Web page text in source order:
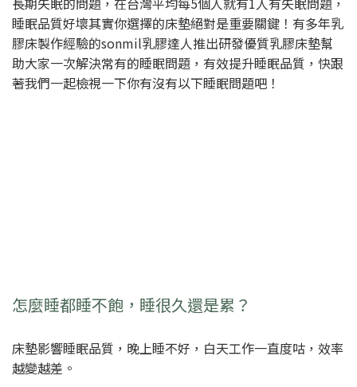
睡眠品質好壞其實你選擇的床墊絕對是重要關鍵！有多年乳
膠床製作經驗的sonmil乳膠達人推出研發優質乳膠床墊幫
助大家一次解決常有的睡眠問題，有效提升睡眠品質，快跟
著我們一起檢視一下你有沒有以下睡眠問題吧！
怎麼睡都睡不飽，睡很久還是累？
床墊影響睡眠品質，晚上睡不好，白天工作一直度咕，效率
越變越差。